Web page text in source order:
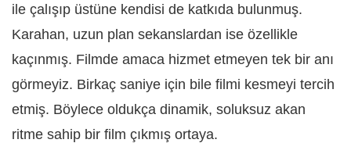
ile çalışıp üstüne kendisi de katkıda bulunmuş.
Karahan, uzun plan sekanslardan ise özellikle
kaçınmış. Filmde amaca hizmet etmeyen tek bir anı
görmeyiz. Birkaç saniye için bile filmi kesmeyi tercih
etmiş. Böylece oldukça dinamik, soluksuz akan
ritme sahip bir film çıkmış ortaya.